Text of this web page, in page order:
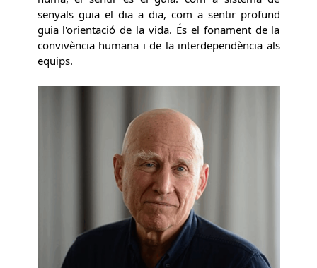
senyals guia el dia a dia, com a sentir profund
guia l'orientació de la vida. És el fonament de la
convivència humana i de la interdependència als
equips.